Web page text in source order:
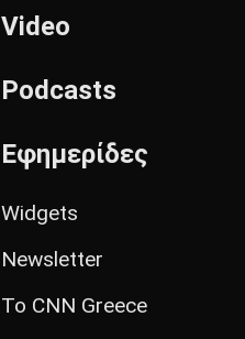
Video
Podcasts
Εφημερίδες
Widgets
Newsletter
Το CNN Greece